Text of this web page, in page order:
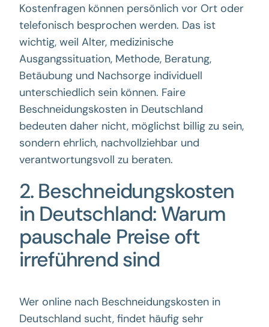
Kostenfragen können persönlich vor Ort oder
telefonisch besprochen werden. Das ist
wichtig, weil Alter, medizinische
Ausgangssituation, Methode, Beratung,
Betäubung und Nachsorge individuell
unterschiedlich sein können. Faire
Beschneidungskosten in Deutschland
bedeuten daher nicht, möglichst billig zu sein,
sondern ehrlich, nachvollziehbar und
verantwortungsvoll zu beraten.
2. Beschneidungskosten
in Deutschland: Warum
pauschale Preise oft
irreführend sind
Wer online nach Beschneidungskosten in
Deutschland sucht, findet häufig sehr